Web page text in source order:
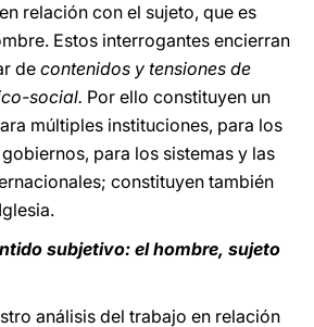
relación con el sujeto, que es
Estos interrogantes encierran
de contenidos y tensiones de
social. Por ello constituyen un
múltiples instituciones, para los
para los sistemas y las
constituyen también
subjetivo: el hombre, sujeto
análisis del trabajo en relación